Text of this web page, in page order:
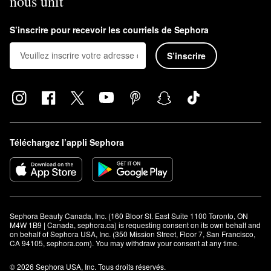
S’inscrire pour recevoir les courriels de Sephora
S’inscrire
Téléchargez l’appli Sephora
Sephora Beauty Canada, Inc. (160 Bloor St. East Suite 1100 Toronto, ON
M4W 1B9 | Canada, sephora.ca) is requesting consent on its own behalf and
on behalf of Sephora USA, Inc. (350 Mission Street, Floor 7, San Francisco,
CA 94105, sephora.com). You may withdraw your consent at any time.
© 2026 Sephora USA, Inc. Tous droits réservés.